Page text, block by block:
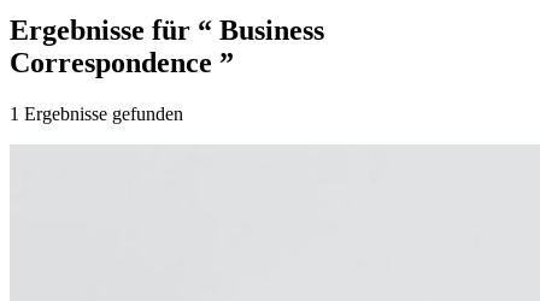
Ergebnisse für “ Business
Correspondence ”
1 Ergebnisse gefunden